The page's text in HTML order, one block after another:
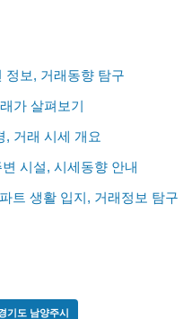
정보, 거래동향 탐구
가 살펴보기
, 거래 시세 개요
시설, 시세동향 안내
트 생활 입지, 거래정보 탐구
기도 남양주시